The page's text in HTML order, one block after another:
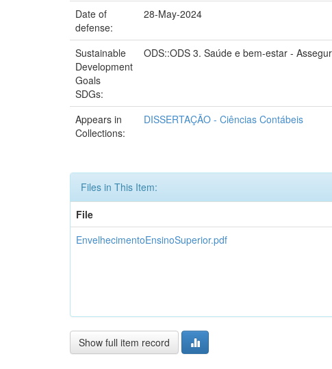
Date of
defense:
28-May-2024
Sustainable
Development
Goals
SDGs:
ODS::ODS 3. Saúde e bem-estar -
Appears in
Collections:
DISSERTAÇÃO - Ciências Contábeis
Files in This Item:
File
EnvelhecimentoEnsinoSuperior.pdf
Show full item record